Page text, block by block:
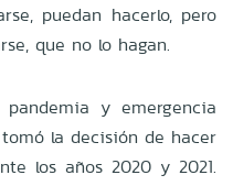
puedan hacerlo, pero
que no lo hagan.
y emergencia
la decisión de hacer
los años 2020 y 2021.